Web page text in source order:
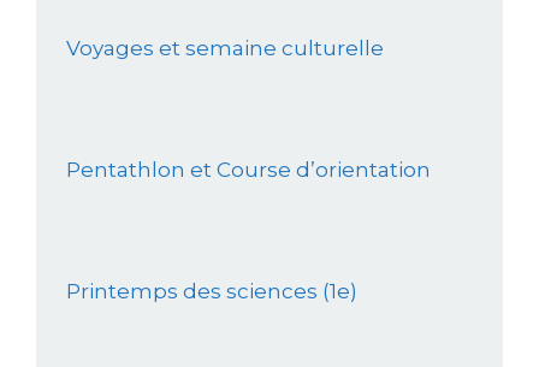
Voyages et semaine culturelle
Pentathlon et Course d’orientation
Printemps des sciences (1e)